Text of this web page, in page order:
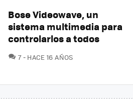
Bose Videowave, un
sistema multimedia para
controlarlos a todos
7COMENTARIOS
HACE 16 AÑOS